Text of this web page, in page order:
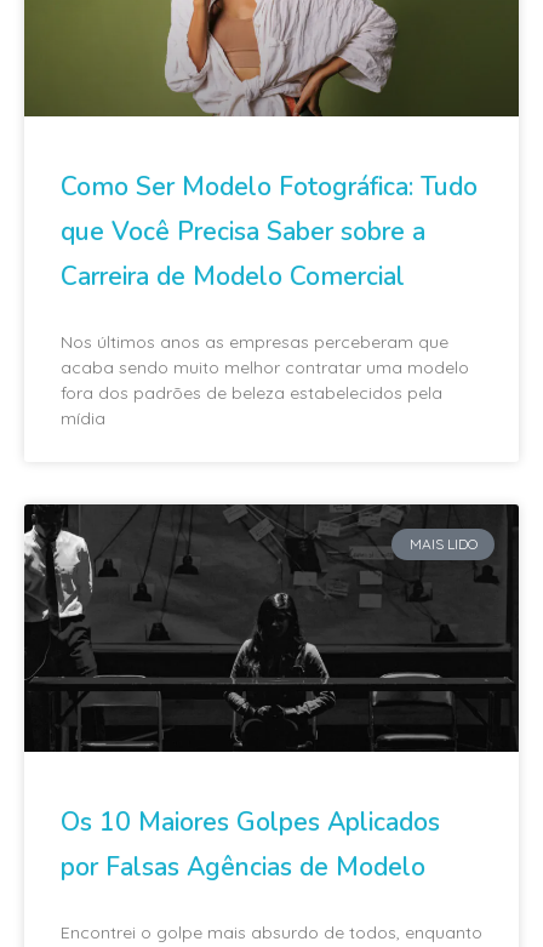
Como Ser Modelo Fotográfica: Tudo
que Você Precisa Saber sobre a
Carreira de Modelo Comercial
Nos últimos anos as empresas perceberam que
acaba sendo muito melhor contratar uma modelo
fora dos padrões de beleza estabelecidos pela
mídia
MAIS LIDO
Os 10 Maiores Golpes Aplicados
por Falsas Agências de Modelo
Encontrei o golpe mais absurdo de todos, enquanto